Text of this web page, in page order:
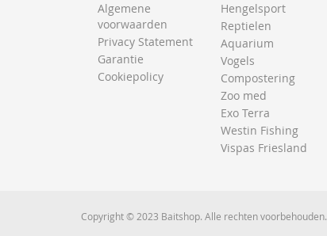
Algemene
voorwaarden
Privacy Statement
Garantie
Cookiepolicy
Hengelsport
Reptielen
Aquarium
Vogels
Compostering
Zoo med
Exo Terra
Westin Fishing
Vispas Friesland
Copyright © 2023 Baitshop. Alle rechten voorbehouden.